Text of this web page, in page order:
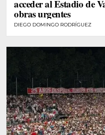
acceder al Estadio de
obras urgentes
DIEGO DOMINGO RODRÍGUEZ